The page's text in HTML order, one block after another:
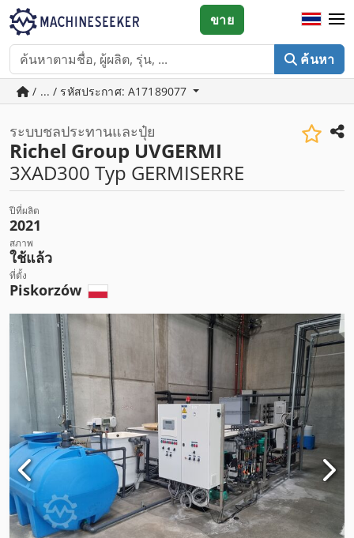
ค้นหา
ขาย
/ ... / รหัสประกาศ: A17189077
ระบบชลประทานและปุ๋ย
Richel Group UVGERMI
3XAD300 Typ GERMISERRE
ปีที่ผลิต
2021
สภาพ
ใช้แล้ว
ที่ตั้ง
Piskorzów